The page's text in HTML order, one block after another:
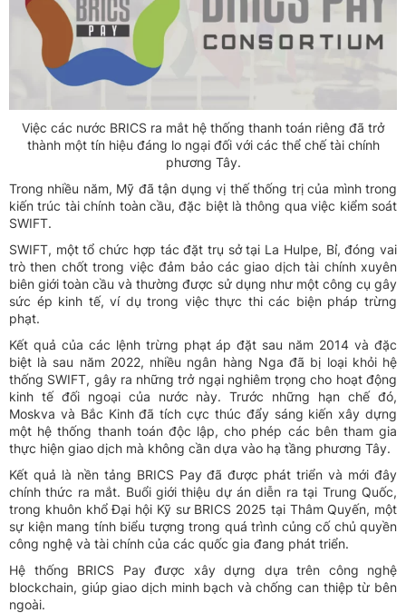
Việc các nước BRICS ra mắt hệ thống thanh toán riêng đã trở
thành một tín hiệu đáng lo ngại đối với các thể chế tài chính
phương Tây.
Trong nhiều năm, Mỹ đã tận dụng vị thế thống trị của mình trong
kiến trúc tài chính toàn cầu, đặc biệt là thông qua việc kiểm soát
SWIFT.
SWIFT, một tổ chức hợp tác đặt trụ sở tại La Hulpe, Bỉ, đóng vai
trò then chốt trong việc đảm bảo các giao dịch tài chính xuyên
biên giới toàn cầu và thường được sử dụng như một công cụ gây
sức ép kinh tế, ví dụ trong việc thực thi các biện pháp trừng
phạt.
Kết quả của các lệnh trừng phạt áp đặt sau năm 2014 và đặc
biệt là sau năm 2022, nhiều ngân hàng Nga đã bị loại khỏi hệ
thống SWIFT, gây ra những trở ngại nghiêm trọng cho hoạt động
kinh tế đối ngoại của nước này. Trước những hạn chế đó,
Moskva và Bắc Kinh đã tích cực thúc đẩy sáng kiến xây dựng
một hệ thống thanh toán độc lập, cho phép các bên tham gia
thực hiện giao dịch mà không cần dựa vào hạ tầng phương Tây.
Kết quả là nền tảng BRICS Pay đã được phát triển và mới đây
chính thức ra mắt. Buổi giới thiệu dự án diễn ra tại Trung Quốc,
trong khuôn khổ Đại hội Kỹ sư BRICS 2025 tại Thâm Quyến, một
sự kiện mang tính biểu tượng trong quá trình củng cố chủ quyền
công nghệ và tài chính của các quốc gia đang phát triển.
Hệ thống BRICS Pay được xây dựng dựa trên công nghệ
blockchain, giúp giao dịch minh bạch và chống can thiệp từ bên
ngoài.